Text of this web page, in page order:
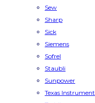
Sew
Sharp
Sick
Siemens
Sofrel
Staubli
Sunpower
Texas Instrument